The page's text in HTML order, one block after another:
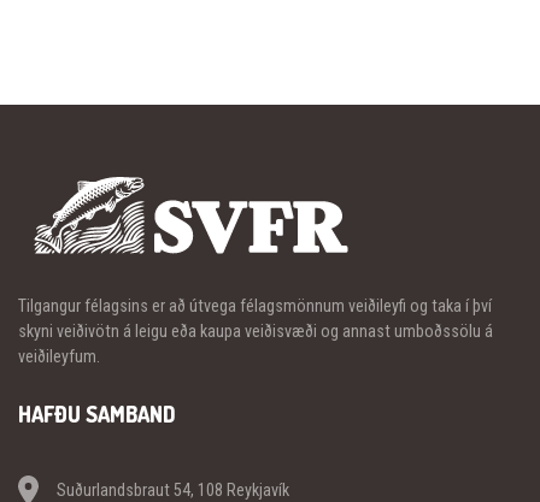
Tilgangur félagsins er að útvega félagsmönnum veiðileyfi og taka í því
skyni veiðivötn á leigu eða kaupa veiðisvæði og annast umboðssölu á
veiðileyfum.
HAFÐU SAMBAND
Suðurlandsbraut 54, 108 Reykjavík